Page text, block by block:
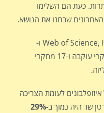
כעת הם השלימו
שבחנו את הנושא.
חיפוש שיטתית במאגרי Web of Science, PubMed ו-
Embase הוביל לזיהוי שבעה מחקרי עוקבה ו-17 מחקרי
לעומת הצריכה
שד היה נמוך ב-29%